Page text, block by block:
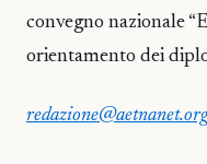
convegno nazionale
orientamento dei
redazione@aetnanet.org